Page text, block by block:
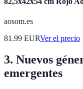
aosom.es
81.99 EURVer el precio
3. Nuevos
emergentes